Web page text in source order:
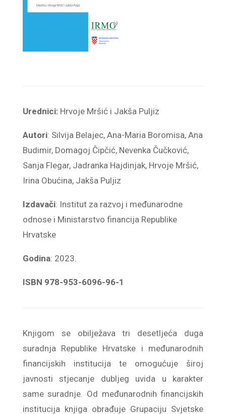
Urednici: Hrvoje Mršić i Jakša Puljiz
Autori: Silvija Belajec, Ana-Maria Boromisa, Ana
Budimir, Domagoj Čipčić, Nevenka Čučković,
Sanja Flegar, Jadranka Hajdinjak, Hrvoje Mršić,
Irina Obućina, Jakša Puljiz
Izdavači: Institut za razvoj i međunarodne
odnose i Ministarstvo financija Republike
Hrvatske
Godina: 2023.
ISBN 978-953-6096-96-1
Knjigom se obilježava tri desetljeća duga
suradnja Republike Hrvatske i međunarodnih
financijskih institucija te omogućuje široj
javnosti stjecanje dubljeg uvida u karakter
same suradnje. Od međunarodnih financijskih
institucija knjiga obrađuje Grupaciju Svjetske